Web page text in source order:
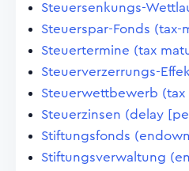
Steuersenkungs-
Steuerspar-Fonds (tax-
Steuertermine (tax
Steuerverzerrungs-
Steuerwettbewerb
Steuerzinsen (delay
Stiftungsfonds
Stiftungsverwaltung